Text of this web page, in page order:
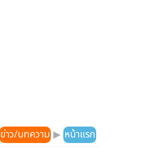
ข่าว/บทความ ▶ หน้าแรก